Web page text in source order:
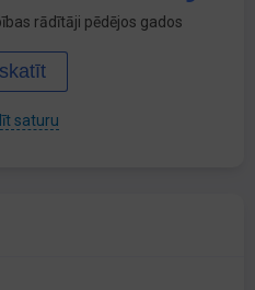
rādītāji pēdējos gados
saturu